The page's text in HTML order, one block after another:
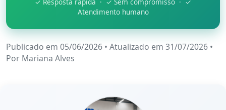
Atendimento humano
Publicado em 05/06/2026 • Atualizado em 31/07/2026 •
Por Mariana Alves